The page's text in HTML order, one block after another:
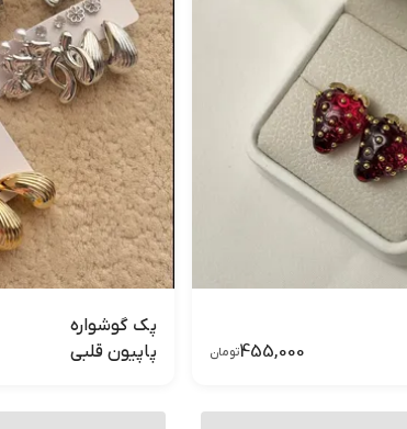
455,000تومان
پک گوشواره
پاپیون قلبی